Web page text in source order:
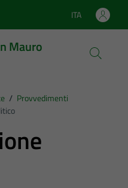
Lingua attiva:
ITA
Mauro
/ Provvedimenti